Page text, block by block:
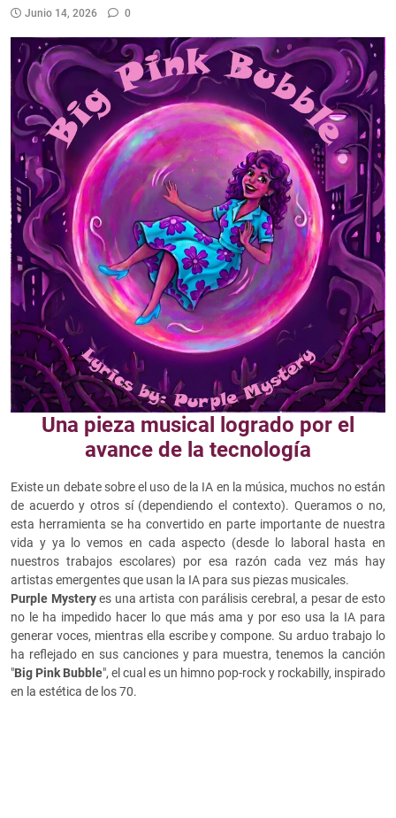
Junio 14, 2026 0
Una pieza musical logrado por el
avance de la tecnología
Existe un debate sobre el uso de la IA en la música, muchos no están
de acuerdo y otros sí (dependiendo el contexto). Queramos o no,
esta herramienta se ha convertido en parte importante de nuestra
vida y ya lo vemos en cada aspecto (desde lo laboral hasta en
nuestros trabajos escolares) por esa razón cada vez más hay
artistas emergentes que usan la IA para sus piezas musicales.
Purple Mysteryes una artista con parálisis cerebral, a pesar de esto
no le ha impedido hacer lo que más ama y por eso usa la IA para
generar voces, mientras ella escribe y compone. Su arduo trabajo lo
ha reflejado en sus canciones y para muestra, tenemos la canción
"Big Pink Bubble", el cual es un himno pop-rock y rockabilly, inspirado
en la estética de los 70.